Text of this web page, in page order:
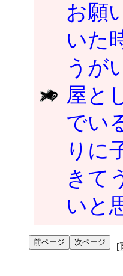
お願
いた
うが
屋と
でい
りに
きて
いと
[